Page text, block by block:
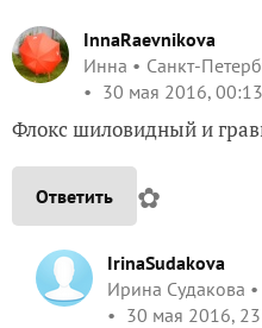
InnaRaevnikova
Инна
Санкт-
30 мая 2016, 00:13
Флокс шиловидный и
Ответить ✿
IrinaSudakova
Ирина Судакова
30 мая 2016,